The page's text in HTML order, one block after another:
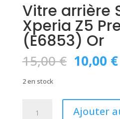
Vitre arrière
Xperia Z5
(E6853) Or
15,00€ Le
prix
était :
15,00
10,00 €
2 en stock
Ajouter